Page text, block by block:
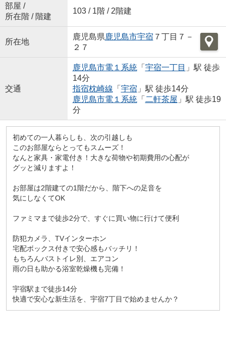
部屋 /
所在階 / 階建
103 / 1階 / 2階建
所在地
鹿児島県鹿児島市宇宿 ７丁目７－
２７
交通
鹿児島市電１系統「 宇宿一丁目 」駅 徒歩
14分
指宿枕崎線 「 宇宿 」駅 徒歩14分
鹿児島市電１系統「 二軒茶屋 」駅 徒歩19
分
初めての一人暮らしも、次の引越しも
このお部屋ならとってもスムーズ！
なんと家具・家電付き！大きな荷物や初期費用の心配が
グッと減りますよ！
お部屋は2階建ての1階だから、階下への足音を
気にしなくてOK
ファミマまで徒歩2分で、すぐに買い物に行けて便利
防犯カメラ、TVインターホン
宅配ボックス付きで安心感もバッチリ！
もちろんバストイレ別、エアコン
雨の日も助かる浴室乾燥機も完備！
宇宿駅まで徒歩14分
快適で安心な新生活を、宇宿7丁目で始めませんか？